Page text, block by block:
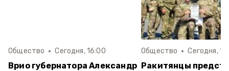
Общество Сегодня, 16:00
Врио губернатора Александр
Общество Сегодня,
Ракитянцы